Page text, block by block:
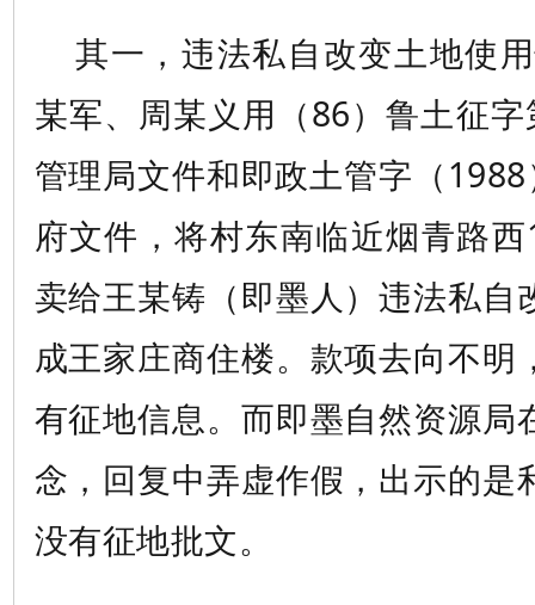
其一，违法私自改变土地使
某军、周某义用（86）鲁土征
管理局文件和即政土管字（
府文件，将村东南临近烟青路
卖给王某铸（即墨人）违法私自
成王家庄商住楼。款项去向不明
有征地信息。而即墨自然资源局
念，回复中弄虚作假，出示的是
没有征地批文。